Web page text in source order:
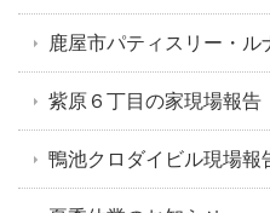
鹿屋市パティスリー・
紫原６丁目の家現場報告
鴨池クロダイビル現場報